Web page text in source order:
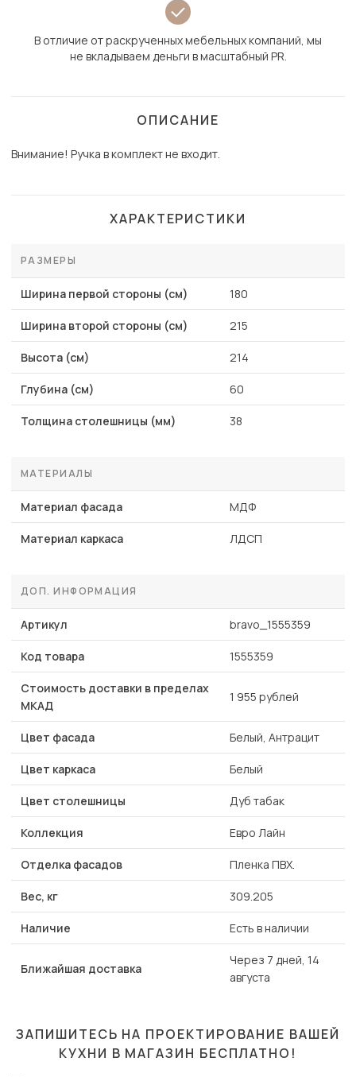
В отличие от раскрученных мебельных компаний, мы
не вкладываем деньги в масштабный PR.
ОПИСАНИЕ
Внимание! Ручка в комплект не входит.
ХАРАКТЕРИСТИКИ
РАЗМЕРЫ
Ширина первой стороны (см) 180
Ширина второй стороны (см) 215
Высота (см) 214
Глубина (см) 60
Толщина столешницы (мм) 38
МАТЕРИАЛЫ
Материал фасада МДФ
Материал каркаса ЛДСП
ДОП. ИНФОРМАЦИЯ
Артикул bravo_1555359
Код товара 1555359
Стоимость доставки в пределах
МКАД
1 955 рублей
Цвет фасада Белый, Антрацит
Цвет каркаса Белый
Цвет столешницы Дуб табак
Коллекция Евро Лайн
Отделка фасадов Пленка ПВХ.
Вес, кг 309.205
Наличие Есть в наличии
Ближайшая доставка
Через 7 дней, 14
августа
ЗАПИШИТЕСЬ НА ПРОЕКТИРОВАНИЕ ВАШЕЙ
КУХНИ В МАГАЗИН БЕСПЛАТНО!